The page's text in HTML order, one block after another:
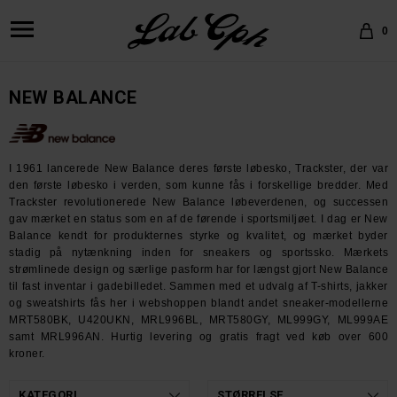
0
NEW BALANCE
I 1961 lancerede New Balance deres første løbesko, Trackster, der var
den første løbesko i verden, som kunne fås i forskellige bredder. Med
Trackster revolutionerede New Balance løbeverdenen, og successen
gav mærket en status som en af de førende i sportsmiljøet. I dag er New
Balance kendt for produkternes styrke og kvalitet, og mærket byder
stadig på nytænkning inden for sneakers og sportssko. Mærkets
strømlinede design og særlige pasform har for længst gjort New Balance
til fast inventar i gadebilledet. Sammen med et udvalg af T-shirts, jakker
og sweatshirts fås her i webshoppen blandt andet sneaker-modellerne
MRT580BK, U420UKN, MRL996BL, MRT580GY, ML999GY, ML999AE
samt MRL996AN. Hurtig levering og gratis fragt ved køb over 600
kroner.